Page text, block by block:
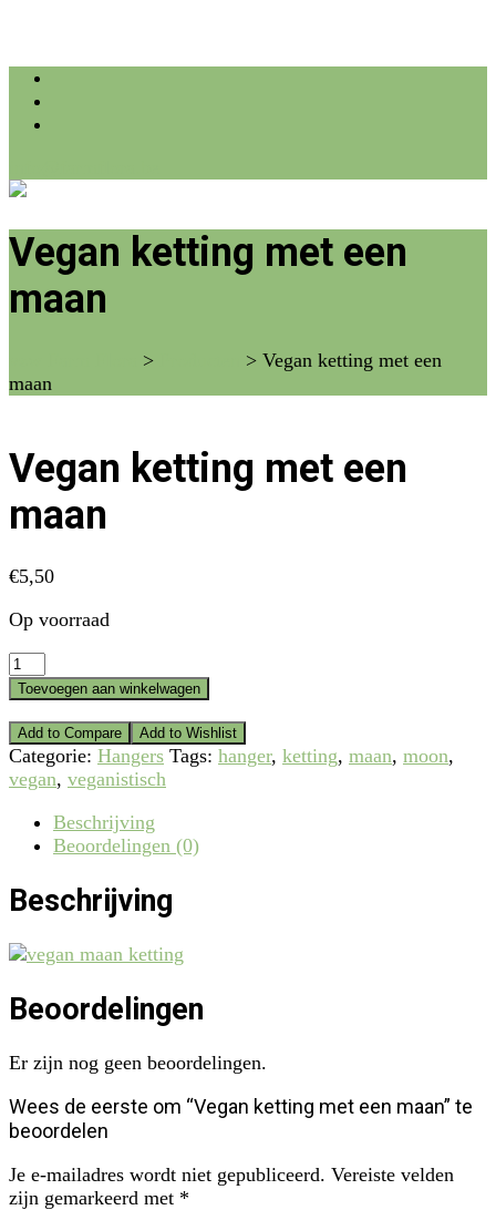
Vegan ketting met een
maan
> > Vegan ketting met een
maan
Vegan ketting met een
maan
€5,50
Op voorraad
Vegan
ketting
een
maan
aantal
Toevoegen aan winkelwagen
Add to Compare Add to Wishlist
Categorie: Hangers Tags: hanger, ketting, maan, moon,
vegan, veganistisch
Beschrijving
Beoordelingen (0)
Beschrijving
Beoordelingen
Er zijn nog geen beoordelingen.
Wees de eerste om “Vegan ketting met een maan” te
beoordelen
Je e-mailadres wordt niet gepubliceerd. Vereiste velden
zijn gemarkeerd met *